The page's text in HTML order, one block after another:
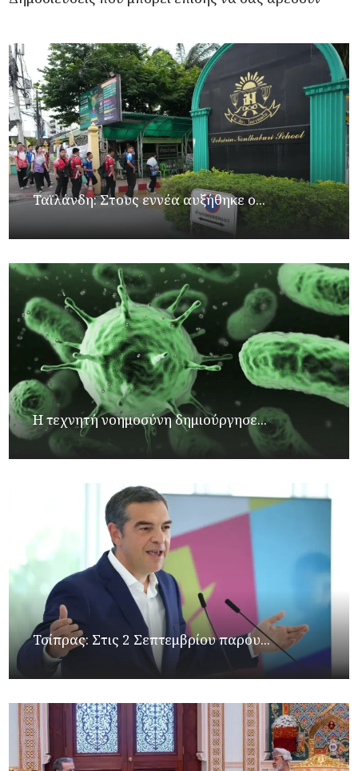
Ταϊλάνδη: Στους εννέα αυξήθηκε ο...
Η τεχνητή νοημοσύνη δημιούργησε...
Τσίπρας: Στις 2 Σεπτεμβρίου παρου...